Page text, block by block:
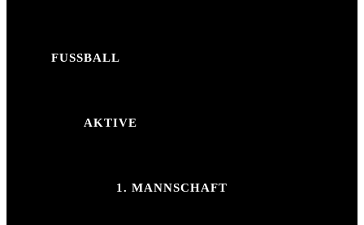
FUSSBALL
AKTIVE
1. MANNSCHAFT